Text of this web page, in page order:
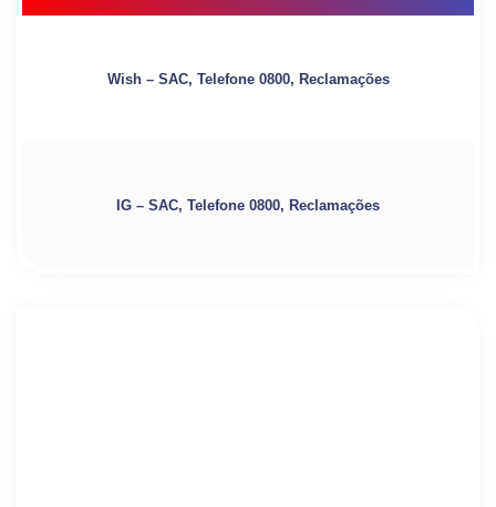
Wish – SAC, Telefone 0800, Reclamações
IG – SAC, Telefone 0800, Reclamações